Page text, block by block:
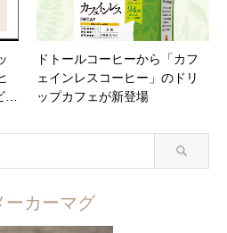
…
ドトールコーヒーから「カフ
ェインレスコーヒー」のドリ
ップカフェが新登場
ーカーマグ